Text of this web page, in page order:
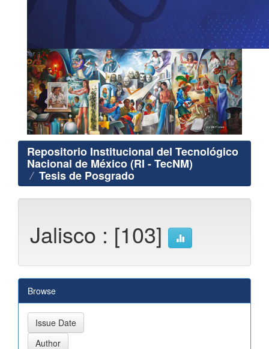
Repositorio Institucional del Tecnológico
Nacional de México (RI - TecNM)
Tesis de Posgrado
Jalisco : [103]
Browse